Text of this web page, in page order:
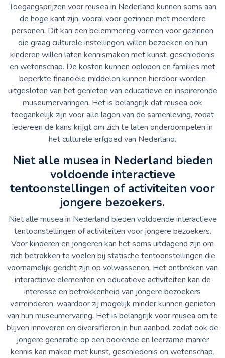
Toegangsprijzen voor musea in Nederland kunnen soms aan
de hoge kant zijn, vooral voor gezinnen met meerdere
personen. Dit kan een belemmering vormen voor gezinnen
die graag culturele instellingen willen bezoeken en hun
kinderen willen laten kennismaken met kunst, geschiedenis
en wetenschap. De kosten kunnen oplopen en families met
beperkte financiële middelen kunnen hierdoor worden
uitgesloten van het genieten van educatieve en inspirerende
museumervaringen. Het is belangrijk dat musea ook
toegankelijk zijn voor alle lagen van de samenleving, zodat
iedereen de kans krijgt om zich te laten onderdompelen in
het culturele erfgoed van Nederland.
Niet alle musea in Nederland bieden
voldoende interactieve
tentoonstellingen of activiteiten voor
jongere bezoekers.
Niet alle musea in Nederland bieden voldoende interactieve
tentoonstellingen of activiteiten voor jongere bezoekers.
Voor kinderen en jongeren kan het soms uitdagend zijn om
zich betrokken te voelen bij statische tentoonstellingen die
voornamelijk gericht zijn op volwassenen. Het ontbreken van
interactieve elementen en educatieve activiteiten kan de
interesse en betrokkenheid van jongere bezoekers
verminderen, waardoor zij mogelijk minder kunnen genieten
van hun museumervaring. Het is belangrijk voor musea om te
blijven innoveren en diversifiëren in hun aanbod, zodat ook de
jongere generatie op een boeiende en leerzame manier
kennis kan maken met kunst, geschiedenis en wetenschap.